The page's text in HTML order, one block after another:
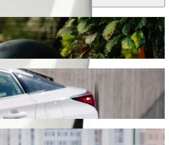
KES KES. Tilaisuudesta riippumatta löydämme